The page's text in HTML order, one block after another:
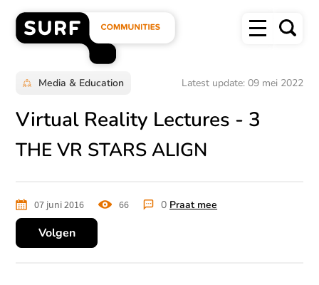
Overslaan
naarSURF
homepage"
Menu
Virtual Reality Lectures - 3
Media & Education Latest update: 09 mei 2022
THE VR STARS ALIGN
07 juni 2016 66 keer
0 Praat mee
Volgen